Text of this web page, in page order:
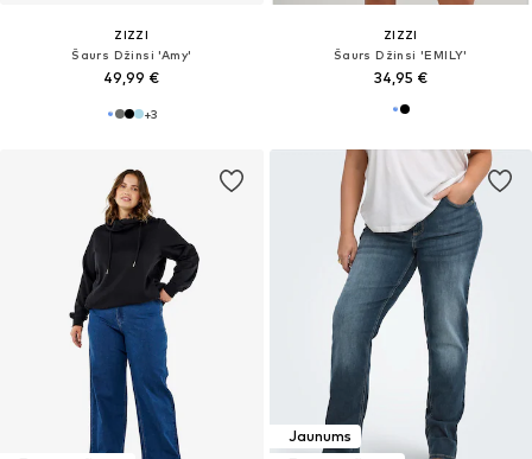
ZIZZI
Šaurs Džinsi 'Amy'
49,99 €
+3
ZIZZI
Šaurs Džinsi 'EMILY'
34,95 €
Jaunums